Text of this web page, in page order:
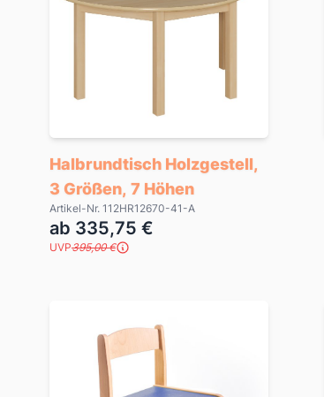
Halbrundtisch Holzgestell,
3 Größen, 7 Höhen
Artikel-Nr. 112HR12670-41-A
ab 335,75 €
UVP395,00 €